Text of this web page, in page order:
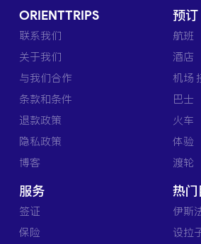
ORIENTTRIPS
联系我们
关于我们
与我们合作
条款和条件
退款政策
隐私政策
博客
预订
航班
酒店
机场
巴士
火车
体验
渡轮
服务
签证
保险
热
伊斯
设拉